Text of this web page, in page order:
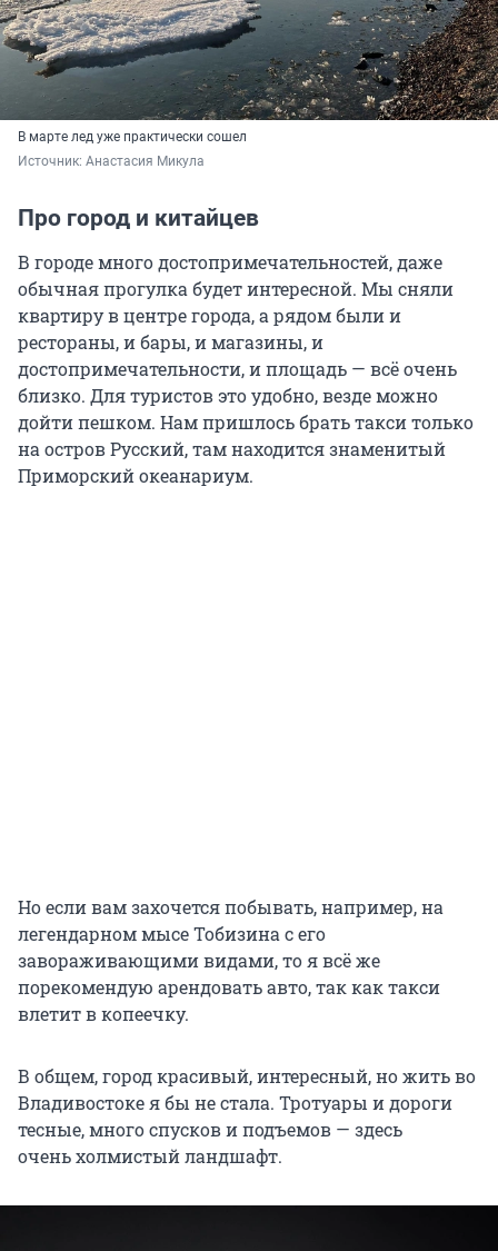
В марте лед уже практически сошел
Источник: Анастасия Микула
Про город и китайцев
В городе много достопримечательностей, даже
обычная прогулка будет интересной. Мы сняли
квартиру в центре города, а рядом были и
рестораны, и бары, и магазины, и
достопримечательности, и площадь — всё очень
близко. Для туристов это удобно, везде можно
дойти пешком. Нам пришлось брать такси только
на остров Русский, там находится знаменитый
Приморский океанариум.
Но если вам захочется побывать, например, на
легендарном мысе Тобизина с его
завораживающими видами, то я всё же
порекомендую арендовать авто, так как такси
влетит в копеечку.
В общем, город красивый, интересный, но жить во
Владивостоке я бы не стала. Тротуары и дороги
тесные, много спусков и подъемов — здесь
очень холмистый ландшафт.